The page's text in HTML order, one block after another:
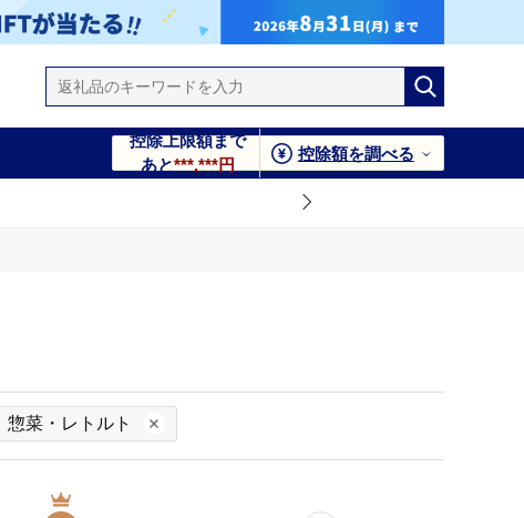
控除上限額まで
あと***,***円
控除額を調べる
惣菜・レトルト